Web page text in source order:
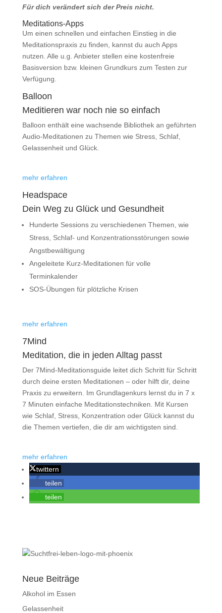
Für dich verändert sich der Preis nicht.
Meditations-Apps
Um einen schnellen und einfachen Einstieg in die
Meditationspraxis zu finden, kannst du auch Apps
nutzen. Alle u.g. Anbieter stellen eine kostenfreie
Basisversion bzw. kleinen Grundkurs zum Testen zur
Verfügung.
Balloon
Medi­tieren war noch nie so einfach
Balloon enthält eine wachsende Bibliothek an geführten
Audio-Meditationen zu Themen wie Stress, Schlaf,
Gelassenheit und Glück.
mehr erfahren
Headspace
Dein Weg zu Glück und Gesundheit
Hunderte Sessions zu verschiedenen Themen, wie
Stress, Schlaf- und Konzentrationsstörungen sowie
Angstbewältigung
Angeleitete Kurz-Meditationen für volle
Terminkalender
SOS-Übungen für plötzliche Krisen
mehr erfahren
7Mind
Medi­ta­tion, die in jeden Alltag passt
Der 7Mind-Medi­ta­ti­ons­guide leitet dich Schritt für Schritt
durch deine ersten Medi­ta­tio­nen – oder hilft dir, deine
Praxis zu erwei­tern. Im Grund­la­gen­kurs lernst du in 7 x
7 Minu­ten ein­fa­che Medi­ta­ti­ons­tech­ni­ken. Mit Kursen
wie Schlaf, Stress, Kon­zen­tra­tion oder Glück kannst du
die Themen ver­tie­fen, die dir am wich­tigs­ten sind.
mehr erfahren
twittern
teilen
teilen
Neue Beiträge
Alkohol im Essen
Gelassenheit